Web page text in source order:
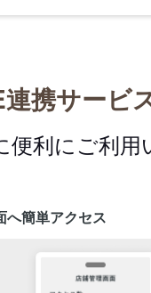
携サービ
便利にご利
へ簡単アクセス